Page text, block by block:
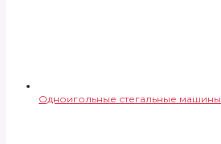
Одноигольные стегальные машины